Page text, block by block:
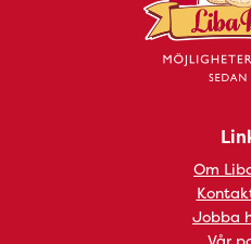
Om
Jobba